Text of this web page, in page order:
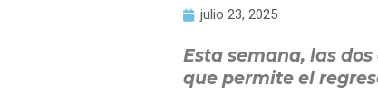
julio 23, 2025
Esta semana, las
que permite el